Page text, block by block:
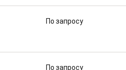
По запросу
По запросу